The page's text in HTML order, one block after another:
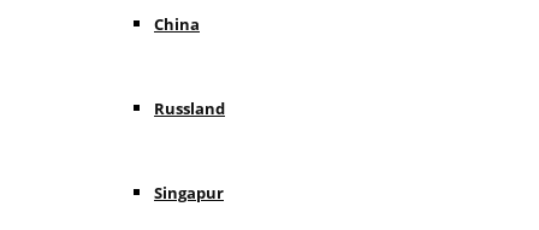
China
Russland
Singapur